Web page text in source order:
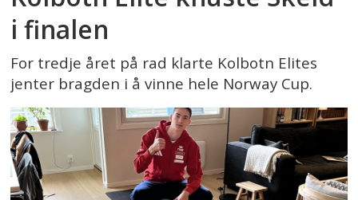
i finalen
For tredje året på rad klarte Kolbotn Elites
jenter bragden i å vinne hele Norway Cup.